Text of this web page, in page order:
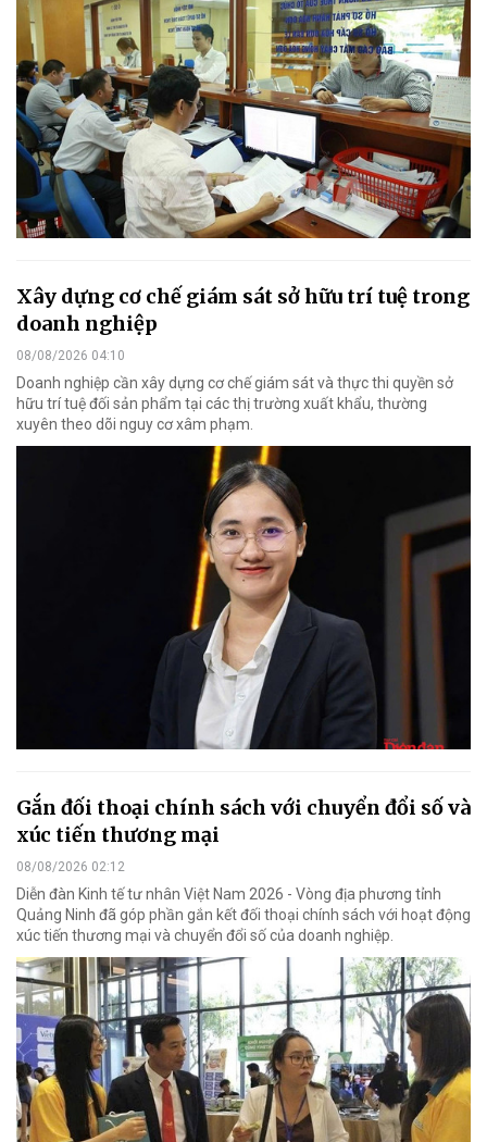
Xây dựng cơ chế giám sát sở hữu trí tuệ trong
doanh nghiệp
08/08/2026 04:10
Doanh nghiệp cần xây dựng cơ chế giám sát và thực thi quyền sở
hữu trí tuệ đối sản phẩm tại các thị trường xuất khẩu, thường
xuyên theo dõi nguy cơ xâm phạm.
Gắn đối thoại chính sách với chuyển đổi số và
xúc tiến thương mại
08/08/2026 02:12
Diễn đàn Kinh tế tư nhân Việt Nam 2026 - Vòng địa phương tỉnh
Quảng Ninh đã góp phần gắn kết đối thoại chính sách với hoạt động
xúc tiến thương mại và chuyển đổi số của doanh nghiệp.